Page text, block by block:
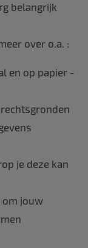
belangrijk
over o.a. :
en op papier -
je deze kan
om jouw